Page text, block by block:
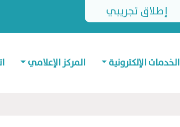
إطلاق تجريبي
الخدمات الإلكترونية المركز الإعلامي